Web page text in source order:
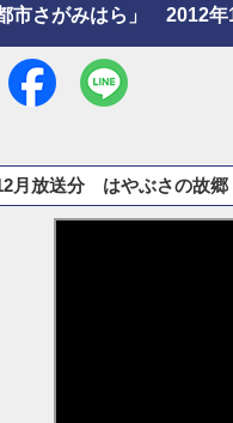
都市さがみはら」 2012年
月放送分 はやぶさの故郷